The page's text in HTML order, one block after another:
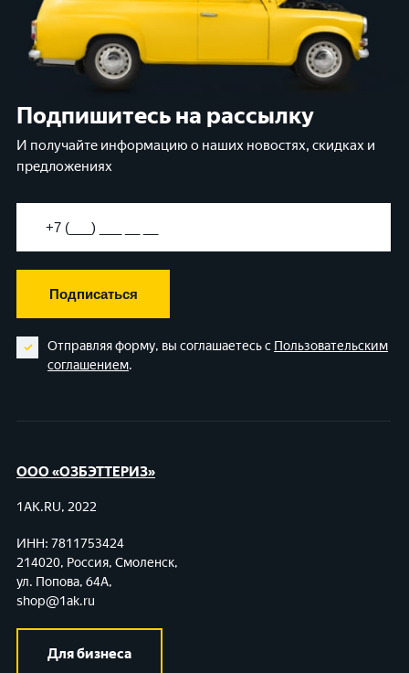
Подпишитесь на рассылку
И получайте информацию о наших новостях, скидках и
предложениях
Подписаться
Отправляя форму, вы соглашаетесь с Пользовательским
соглашением.
ООО «ОЗБЭТТЕРИЗ»
1AK.RU, 2022
ИНН: 7811753424
214020, Россия, Смоленск,
ул. Попова, 64А,
shop@1ak.ru
Для бизнеса